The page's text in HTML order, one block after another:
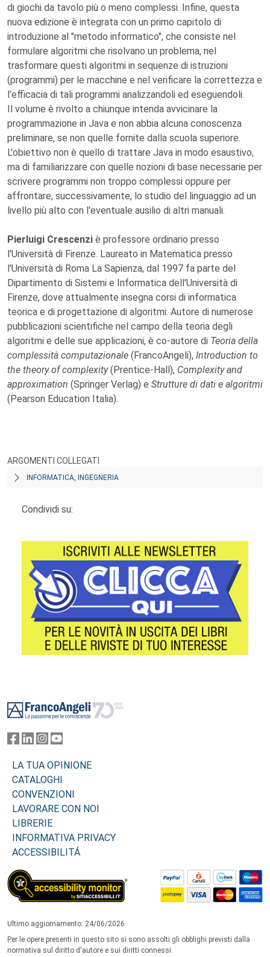
di giochi da tavolo più o meno complessi. Infine, questa
nuova edizione è integrata con un primo capitolo di
introduzione al "metodo informatico", che consiste nel
formulare algoritmi che risolvano un problema, nel
trasformare questi algoritmi in sequenze di istruzioni
(programmi) per le macchine e nel verificare la correttezza e
l'efficacia di tali programmi analizzandoli ed eseguendoli.
Il volume è rivolto a chiunque intenda avvicinare la
programmazione in Java e non abbia alcuna conoscenza
preliminare, se non quelle fornite dalla scuola superiore.
L'obiettivo non è quello di trattare Java in modo esaustivo,
ma di familiarizzare con quelle nozioni di base necessarie per
scrivere programmi non troppo complessi oppure per
affrontare, successivamente, lo studio del linguaggio ad un
livello più alto con l'eventuale ausilio di altri manuali.
Pierluigi Crescenzi è professore ordinario presso
l'Università di Firenze. Laureato in Matematica presso
l'Università di Roma La Sapienza, dal 1997 fa parte del
Dipartimento di Sistemi e Informatica dell'Università di
Firenze, dove attualmente insegna corsi di informatica
teorica e di progettazione di algoritmi. Autore di numerose
pubblicazioni scientifiche nel campo della teoria degli
algoritmi e delle sue applicazioni, è co-autore di Teoria della
complessità computazionale (FrancoAngeli), Introduction to
the theory of complexity(Prentice-Hall), Complexity and
approximation (Springer Verlag) e Strutture di dati e algoritmi
(Pearson Education Italia).
ARGOMENTI COLLEGATI
INFORMATICA, INGEGNERIA
Condividi su:
LA TUA OPINIONE
CATALOGHI
CONVENZIONI
LAVORARE CON NOI
LIBRERIE
INFORMATIVA PRIVACY
ACCESSIBILITÁ
Ultimo aggiornamento: 24/06/2026
Per le opere presenti in questo sito si sono assolti gli obblighi previsti dalla
normativa sul diritto d'autore e sui diritti connessi.